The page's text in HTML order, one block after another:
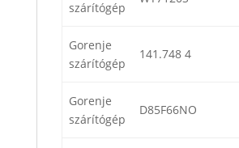
szárítógép
Gorenje
szárítógép
141.748 4
Gorenje
szárítógép
D85F66NO